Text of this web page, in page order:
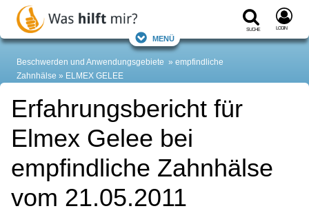
Suche Login
Menü
Beschwerden und Anwendungsgebiete
empfindliche
Zahnhälse
ELMEX GELEE
Erfahrungsbericht für
Elmex Gelee bei
empfindliche Zahnhälse
vom 21.05.2011